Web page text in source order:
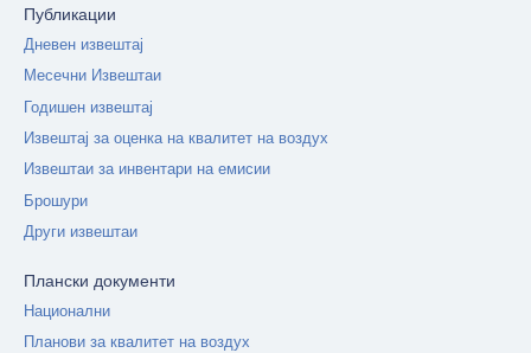
Публикации
Дневен извештај
Месечни Извештаи
Годишен извештај
Извештај за оценка на квалитет на воздух
Извештаи за инвентари на емисии
Брошури
Други извештаи
Плански документи
Национални
Планови за квалитет на воздух